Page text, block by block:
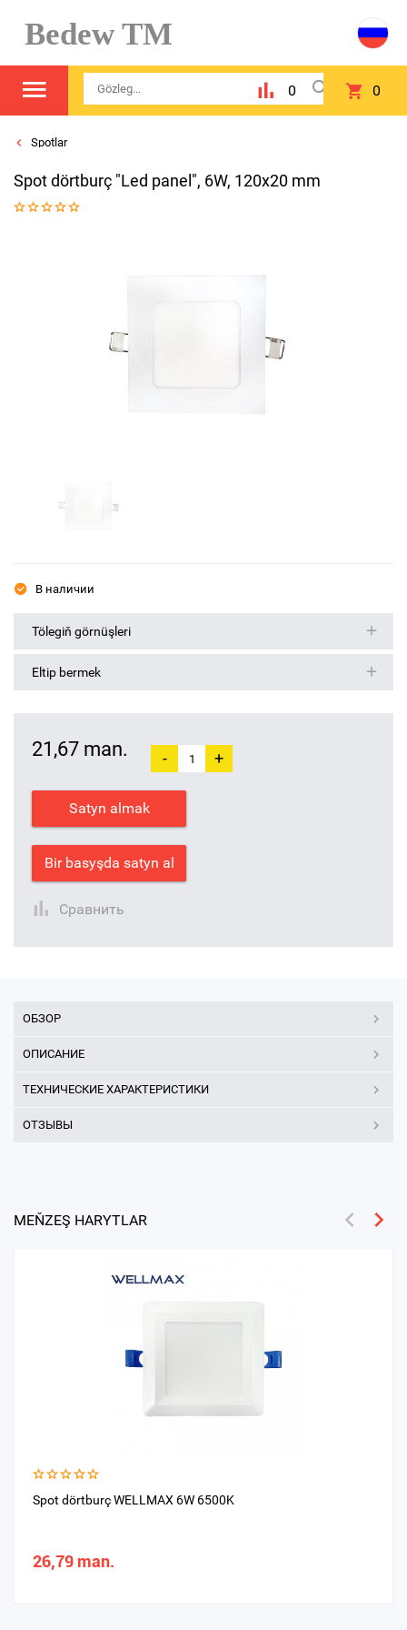
Bedew TM
0 0
Spotlar
Spot dörtburç "Led panel", 6W, 120х20 mm
В наличии
Tölegiň görnüşleri
Eltip bermek
21,67 man. - +
Satyn almak
Bir basyşda satyn al
Сравнить
ОБЗОР
ОПИСАНИЕ
ТЕХНИЧЕСКИЕ ХАРАКТЕРИСТИКИ
ОТЗЫВЫ
MEŇZEŞ HARYTLAR
Spot dörtburç WELLMAX 6W 6500K
26,79 man.